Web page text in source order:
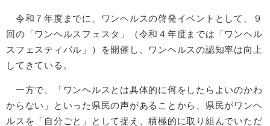
令和７年度までに、ワンヘルスの啓発イベントとして、９
回の「ワンヘルスフェスタ」（令和４年度までは「ワンヘル
スフェスティバル」）を開催し、ワンヘルスの認知率は向上
してきている。
一方で、「ワンヘルスとは具体的に何をしたらよいのかわ
からない」といった県民の声があることから、県民がワンヘ
ルスを「自分ごと」として捉え、積極的に取り組んでいただ